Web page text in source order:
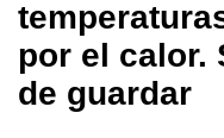
por el calor.
de guardar